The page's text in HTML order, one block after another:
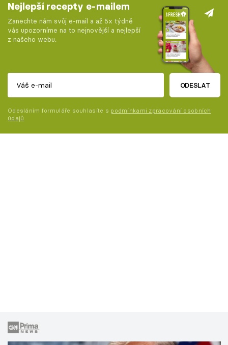
Nejlepší recepty e-mailem
Zanechte nám svůj e-mail a až 5x týdně
vás upozorníme na to nejnovější a nejlepší
z našeho webu.
ODESLAT
Odesláním formuláře souhlasíte s podmínkami zpracování osobních
údajů